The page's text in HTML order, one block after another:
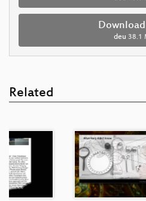
deu 38.1
Related